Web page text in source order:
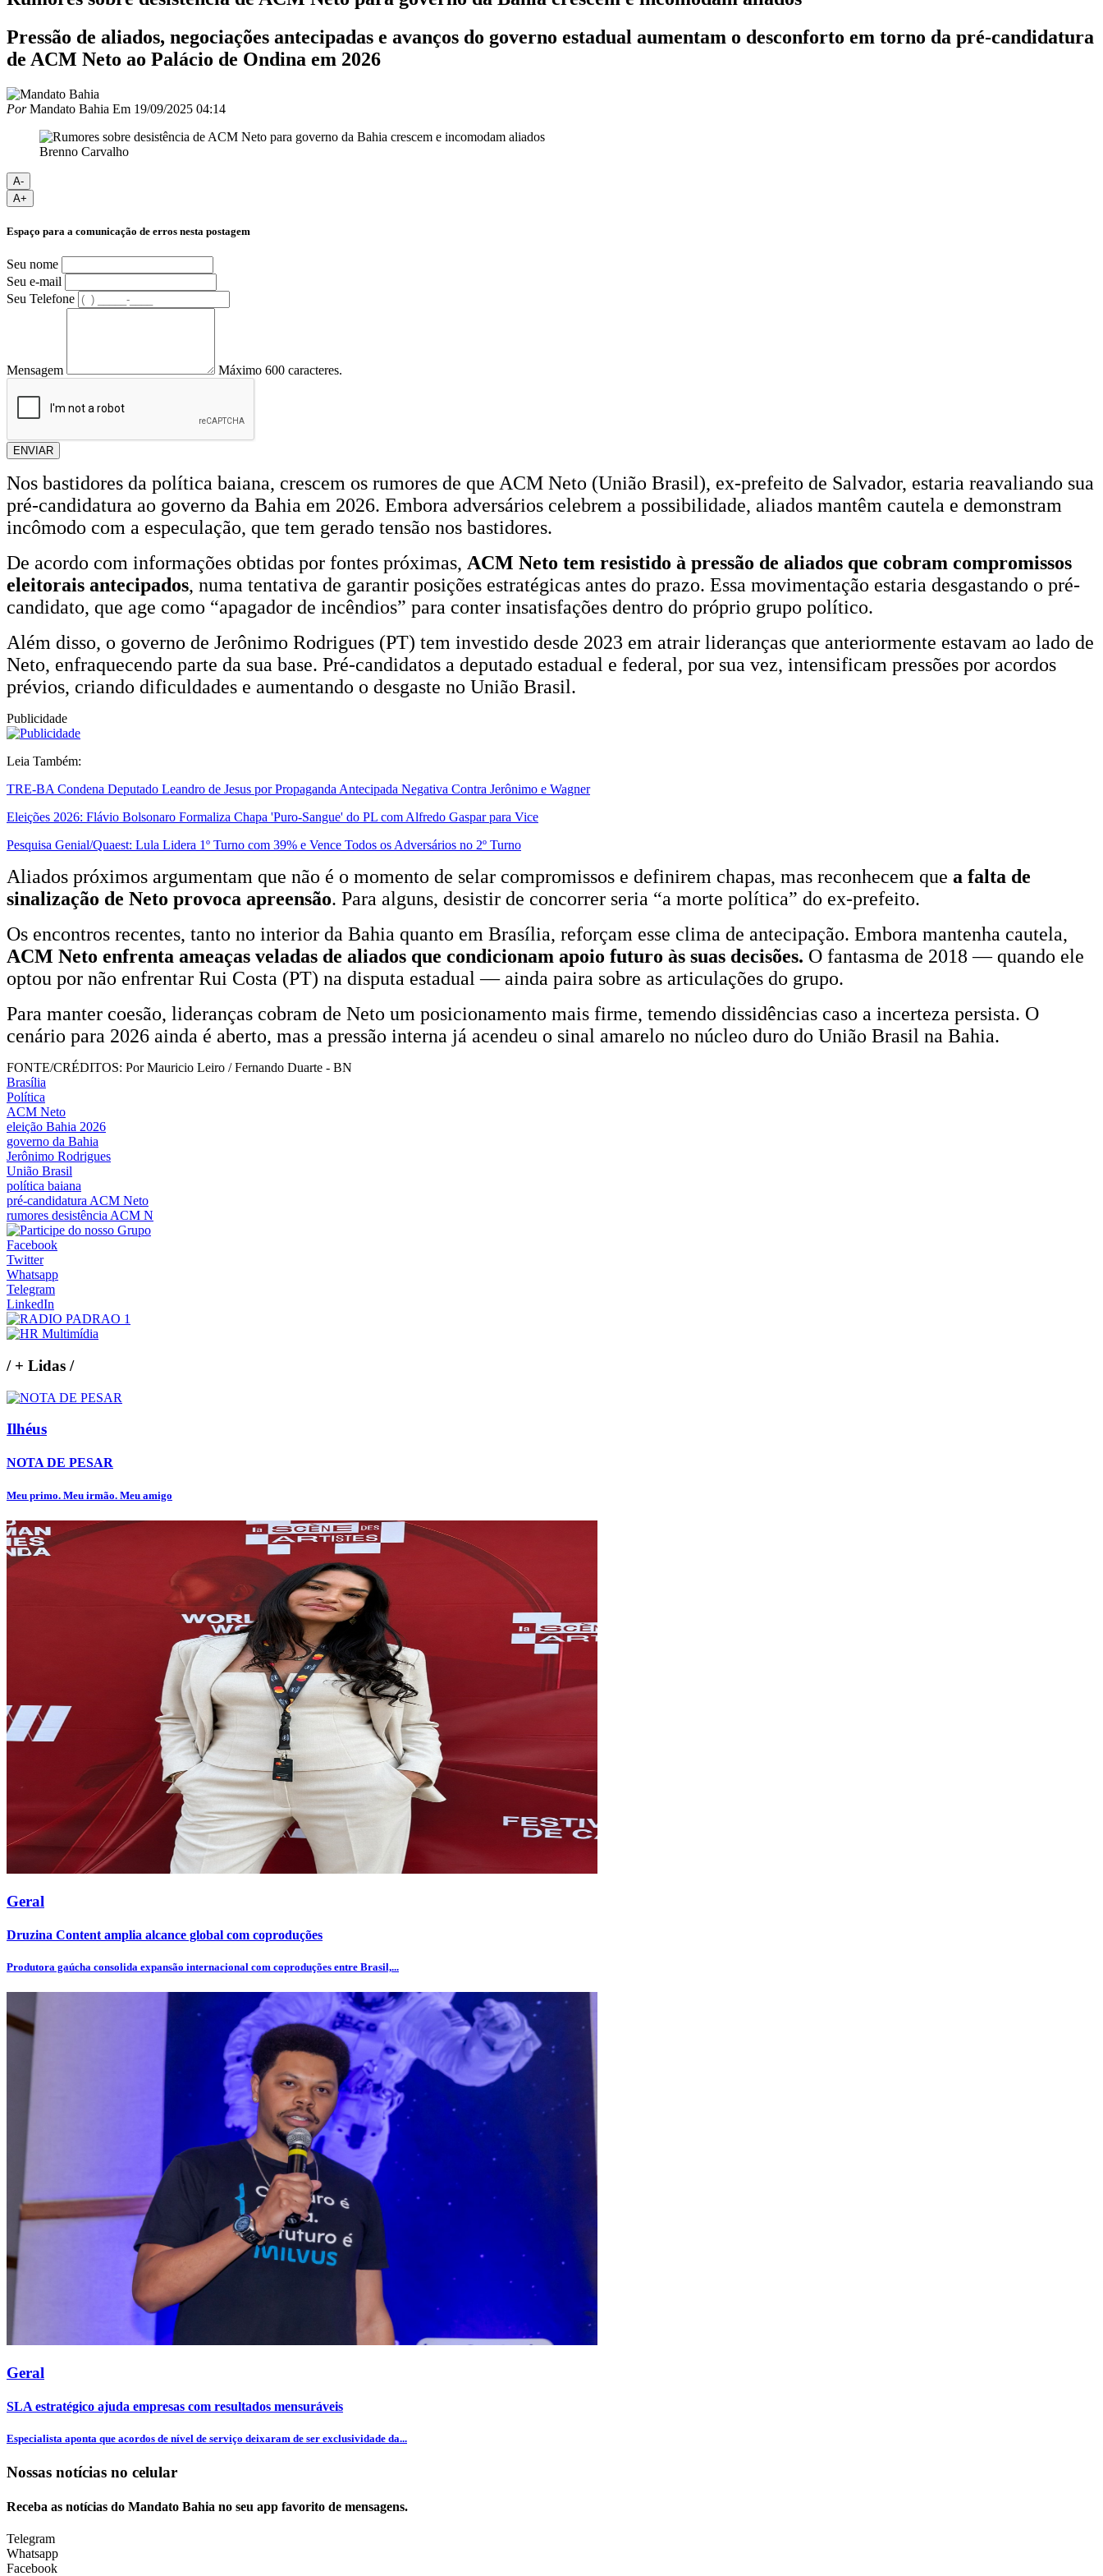
Pressão de aliados, negociações antecipadas e avanços do governo estadual aumentam o desconforto em torno da pré-candidatura
de ACM Neto ao Palácio de Ondina em 2026
PorMandato Bahia Em 19/09/2025 04:14
Brenno Carvalho
A-
A+
Espaço para a comunicação de erros nesta postagem
Seu nome
Seu e-mail
Seu Telefone
Mensagem Máximo 600 caracteres.
ENVIAR
Nos bastidores da política baiana, crescem os rumores de que ACM Neto (União Brasil), ex-prefeito de Salvador, estaria reavaliando sua
pré-candidatura ao governo da Bahia em 2026. Embora adversários celebrem a possibilidade, aliados mantêm cautela e demonstram
incômodo com a especulação, que tem gerado tensão nos bastidores.
De acordo com informações obtidas por fontes próximas, ACM Neto tem resistido à pressão de aliados que cobram compromissos
eleitorais antecipados, numa tentativa de garantir posições estratégicas antes do prazo. Essa movimentação estaria desgastando o pré-
candidato, que age como “apagador de incêndios” para conter insatisfações dentro do próprio grupo político.
Além disso, o governo de Jerônimo Rodrigues (PT) tem investido desde 2023 em atrair lideranças que anteriormente estavam ao lado de
Neto, enfraquecendo parte da sua base. Pré-candidatos a deputado estadual e federal, por sua vez, intensificam pressões por acordos
prévios, criando dificuldades e aumentando o desgaste no União Brasil.
Publicidade
Leia Também:
TRE-BA Condena Deputado Leandro de Jesus por Propaganda Antecipada Negativa Contra Jerônimo e Wagner
Eleições 2026: Flávio Bolsonaro Formaliza Chapa 'Puro-Sangue' do PL com Alfredo Gaspar para Vice
Pesquisa Genial/Quaest: Lula Lidera 1º Turno com 39% e Vence Todos os Adversários no 2º Turno
Aliados próximos argumentam que não é o momento de selar compromissos e definirem chapas, mas reconhecem que a falta de
sinalização de Neto provoca apreensão. Para alguns, desistir de concorrer seria “a morte política” do ex-prefeito.
Os encontros recentes, tanto no interior da Bahia quanto em Brasília, reforçam esse clima de antecipação. Embora mantenha cautela,
ACM Neto enfrenta ameaças veladas de aliados que condicionam apoio futuro às suas decisões. O fantasma de 2018 — quando ele
optou por não enfrentar Rui Costa (PT) na disputa estadual — ainda paira sobre as articulações do grupo.
Para manter coesão, lideranças cobram de Neto um posicionamento mais firme, temendo dissidências caso a incerteza persista. O
cenário para 2026 ainda é aberto, mas a pressão interna já acendeu o sinal amarelo no núcleo duro do União Brasil na Bahia.
FONTE/CRÉDITOS: Por Mauricio Leiro / Fernando Duarte - BN
Brasília
Política
ACM Neto
eleição Bahia 2026
governo da Bahia
Jerônimo Rodrigues
União Brasil
política baiana
pré-candidatura ACM Neto
rumores desistência ACM N
Facebook
Twitter
Whatsapp
Telegram
LinkedIn
/+ Lidas /
Ilhéus
NOTA DE PESAR
Meu primo. Meu irmão. Meu amigo
Geral
Druzina Content amplia alcance global com coproduções
Produtora gaúcha consolida expansão internacional com coproduções entre Brasil,...
Geral
SLA estratégico ajuda empresas com resultados mensuráveis
Especialista aponta que acordos de nível de serviço deixaram de ser exclusividade da...
Nossas notícias no celular
Receba as notícias do Mandato Bahia no seu app favorito de mensagens.
Telegram
Whatsapp
Facebook